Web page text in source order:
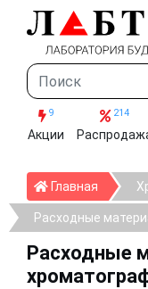
9
Акции
214
Главная Главная
Расходные
Расходные материалы для